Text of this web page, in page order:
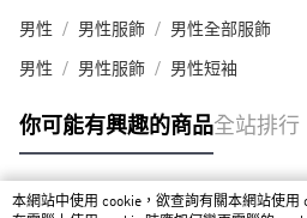
男性 男性服飾 男性全部服飾
男性 男性服飾 男性短袖
你可能有興趣的商品全站排行
本網站中使用 cookie，欲查詢有關本網站使用